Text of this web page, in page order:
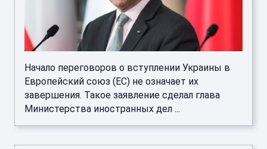
Начало переговоров о вступлении Украины в
Европейский союз (ЕС) не означает их
завершения. Такое заявление сделал глава
Министерства иностранных дел ...